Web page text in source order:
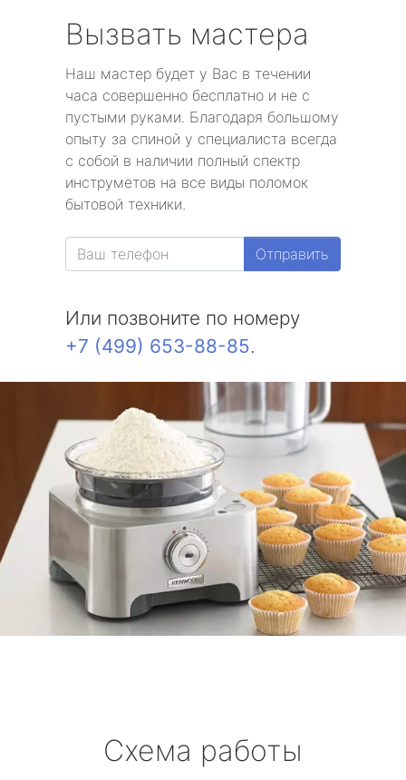
Вызвать мастера
Наш мастер будет у Вас в течении
часа совершенно бесплатно и не с
пустыми руками. Благодаря большому
опыту за спиной у специалиста всегда
с собой в наличии полный спектр
инструметов на все виды поломок
бытовой техники.
Отправить
Или позвоните по номеру
+7 (499) 653-88-85.
Схема работы